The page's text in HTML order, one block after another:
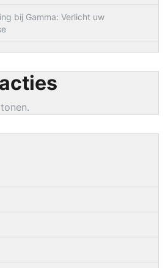
bij Gamma: Verlicht uw